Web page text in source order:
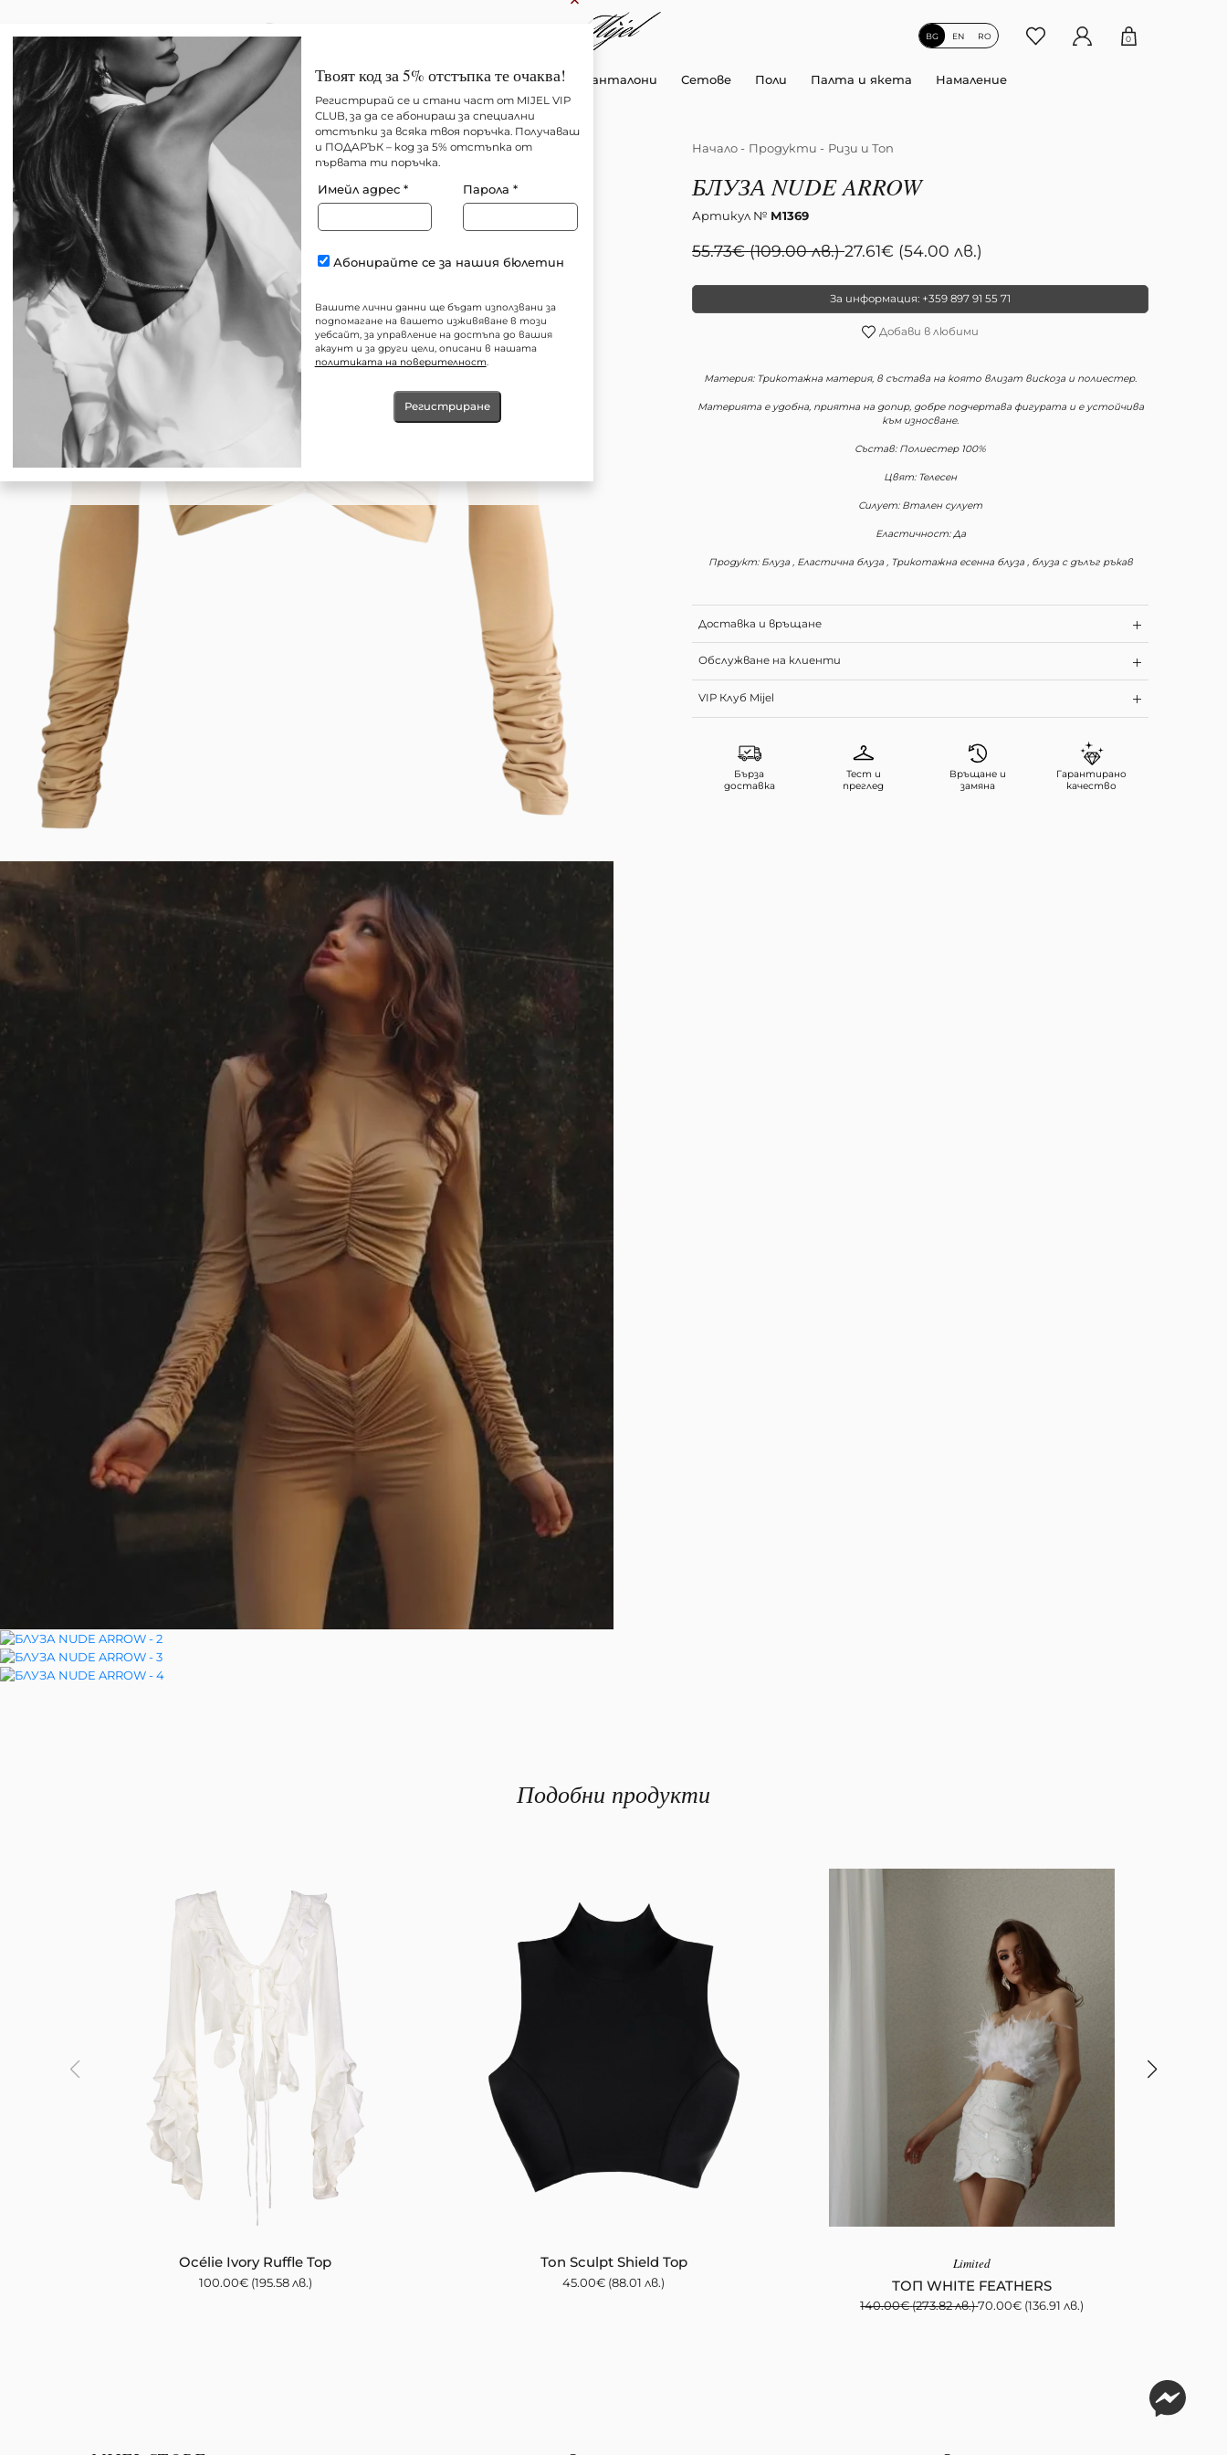
EN
BG RO 0
Ново Всички Best sellers Рокли Ризи и Топ Панталони Сетове Поли Палта и якета Намаление
Начало- Продукти - Ризи и Топ
БЛУЗА NUDE ARROW
Артикул № М1369
55.73€ (109.00 лв.) 27.61€ (54.00 лв.)
За информация: +359 897 91 55 71
Добави в любими
Материя: Трикотажна материя, в състава на която влизат вискоза и полиестер.
Материята е удобна, приятна на допир, добре подчертава фигурата и е устойчива
към износване.
Състав: Полиестер 100%
Цвят: Телесен
Силует: Втален сулует
Еластичност: Да
Продукт: Блуза , Еластична блуза , Трикотажна есенна блуза , блуза с дълъг ръкав
Доставка и връщане
Обслужване на клиенти
VIP Клуб Mijel
Бърза
доставка
Тест и
преглед
Връщане и
замяна
Гарантирано
качество
Подобни продукти
Océlie Ivory Ruffle Top
100.00€ (195.58 лв.)
Топ Sculpt Shield Top
45.00€ (88.01 лв.)
Limited
ТОП WHITE FEATHERS
140.00€(273.82 лв.)70.00€ (136.91 лв.)
Твоят код за 5% отстъпка те очаква!
Регистрирай се и стани част от MIJEL VIP
CLUB, за да се абонираш за специални
отстъпки за всяка твоя поръчка. Получаваш
и ПОДАРЪК – код за 5% отстъпка от
първата ти поръчка.
Имейл адрес * Парола*
Абонирайте се за нашия бюлетин
Вашите лични данни ще бъдат използвани за
подпомагане на вашето изживяване в този
уебсайт, за управление на достъпа до вашия
акаунт и за други цели, описани в нашата
политиката на поверителност.
Регистриране